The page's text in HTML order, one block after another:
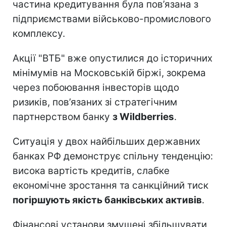
частина кредитування була пов’язана з
підприємствами військово-промислового
комплексу.
Акції "ВТБ" вже опустилися до історичних
мінімумів на Московській біржі, зокрема
через побоювання інвесторів щодо
ризиків, пов’язаних зі стратегічним
партнерством банку з Wildberries.
Ситуація у двох найбільших державних
банках РФ демонструє спільну тенденцію:
висока вартість кредитів, слабке
економічне зростання та санкційний тиск
погіршують якість банківських активів.
Фінансові установи змушені збільшувати